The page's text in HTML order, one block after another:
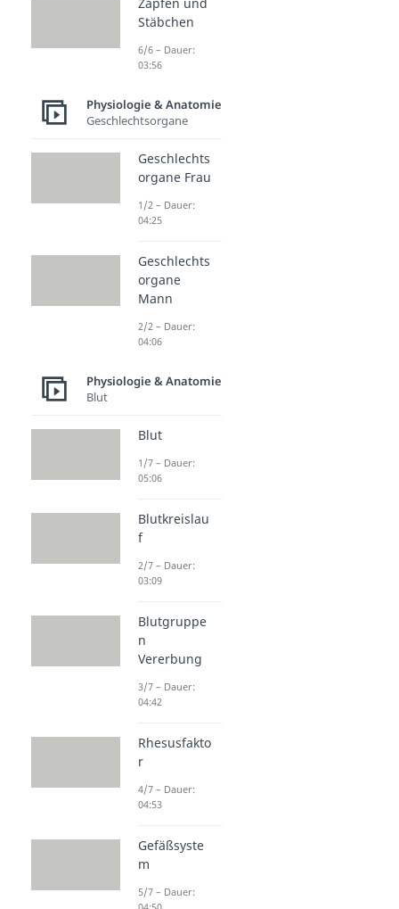
Stäbchen
6/6 – Dauer:
03:56
Physiologie & Anatomie
Geschlechtsorgane
Geschlechts
organe Frau
1/2 – Dauer:
04:25
Geschlechts
organe
Mann
2/2 – Dauer:
04:06
Physiologie & Anatomie
Blut
Blut
1/7 – Dauer:
05:06
Blutkreislau
f
2/7 – Dauer:
03:09
Blutgruppe
n
Vererbung
3/7 – Dauer:
04:42
Rhesusfakto
r
4/7 – Dauer:
04:53
Gefäßsyste
m
5/7 – Dauer: